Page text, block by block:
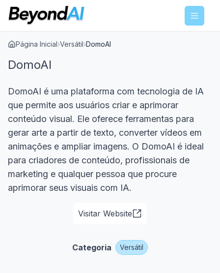
Menu
Página Inicial›Versátil›DomoAI
DomoAI
DomoAI é uma plataforma com tecnologia de IA
que permite aos usuários criar e aprimorar
conteúdo visual. Ele oferece ferramentas para
gerar arte a partir de texto, converter vídeos em
animações e ampliar imagens. O DomoAI é ideal
para criadores de conteúdo, profissionais de
marketing e qualquer pessoa que procure
aprimorar seus visuais com IA.
Visitar Website
Categoria Versátil